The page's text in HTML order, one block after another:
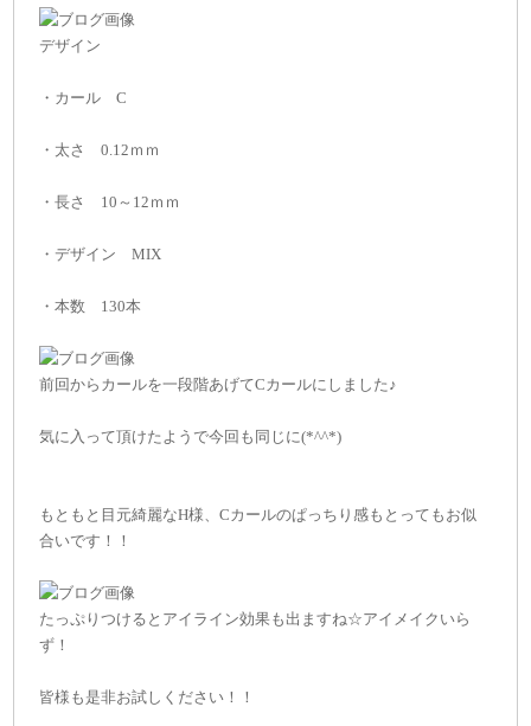
デザイン
・カール C
・太さ 0.12ｍｍ
・長さ 10～12ｍｍ
・デザイン MIX
・本数 130本
前回からカールを一段階あげてCカールにしました♪
気に入って頂けたようで今回も同じに(*^^*)
もともと目元綺麗なH様、Cカールのぱっちり感もとってもお似
合いです！！
たっぷりつけるとアイライン効果も出ますね☆アイメイクいら
ず！
皆様も是非お試しください！！